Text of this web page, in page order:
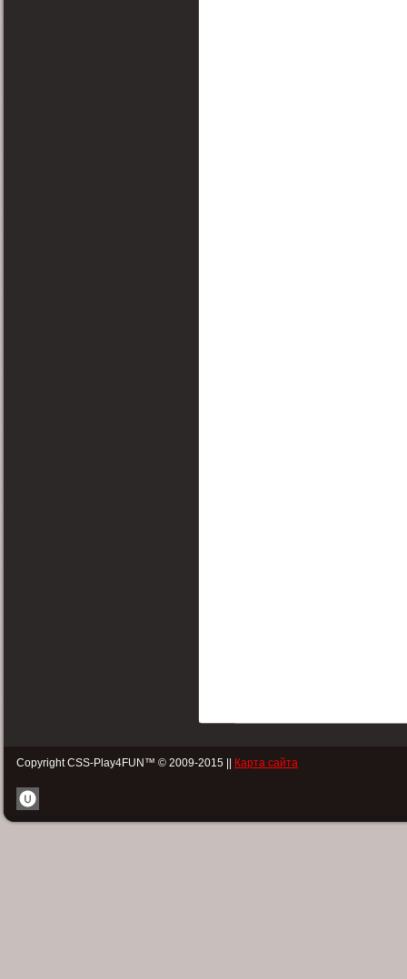
Copyright CSS-Play4FUN™ © 2009-2015 || Карта сайта